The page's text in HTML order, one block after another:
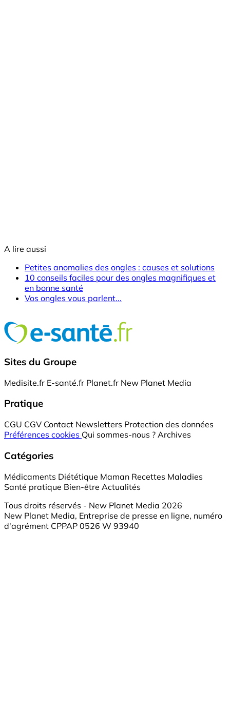
A lire aussi
Petites anomalies des ongles : causes et solutions
10 conseils faciles pour des ongles magnifiques et
en bonne santé
Vos ongles vous parlent...
Sites du Groupe
Medisite.fr E-santé.fr Planet.fr New Planet Media
Pratique
CGU CGV Contact Newsletters Protection des données
Préférences cookies Qui sommes-nous ? Archives
Catégories
Médicaments Diététique Maman Recettes Maladies
Santé pratique Bien-être Actualités
Tous droits réservés - New Planet Media 2026
New Planet Media, Entreprise de presse en ligne, numéro
d'agrément CPPAP 0526 W 93940